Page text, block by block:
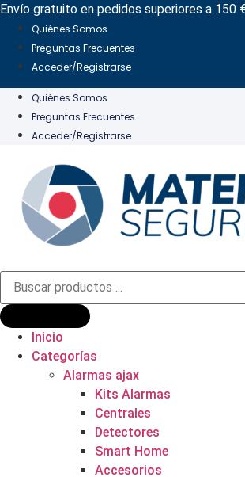
Ir
contenido
Envío gratuito en pedidos superiores a 150
Quiénes Somos
Preguntas Frecuentes
Acceder/Registrarse
Quiénes Somos
Preguntas Frecuentes
Acceder/Registrarse
Búsqueda
productos
Inicio
Categorías
Alarmas ajax
Kits Alarmas
Centrales
Detectores
Smart Home
Accesorios